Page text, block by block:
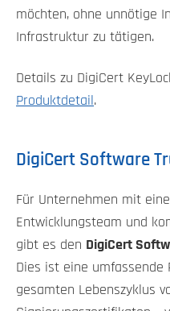
möchten, ohne unnötige
Infrastruktur zu tätigen.
Details zu DigiCert
Produktdetail .
DigiCert Software
Für Unternehmen mit
Entwicklungsteam und
gibt es den DigiCert
Dies ist eine
gesamten Lebenszyklus